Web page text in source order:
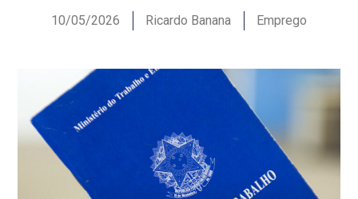
10/05/2026 Ricardo Banana Emprego